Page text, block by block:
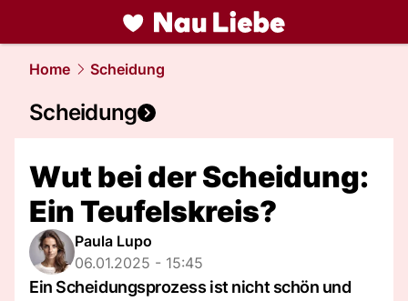
liebe.NAU.ch
Home Scheidung
Scheidung
Wut bei der Scheidung:
Ein Teufelskreis?
Paula Lupo
06.01.2025 - 15:45
Ein Scheidungsprozess ist nicht schön und